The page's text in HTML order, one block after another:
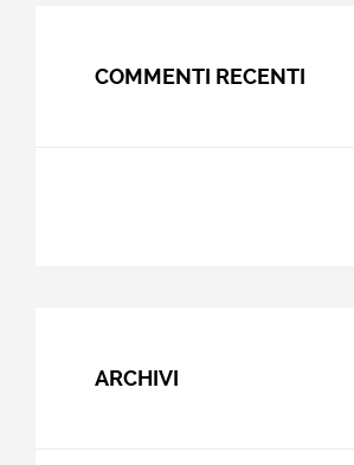
COMMENTI RECENTI
ARCHIVI